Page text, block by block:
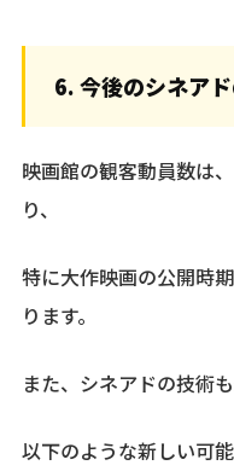
6. 今後のシネア
映画館の観客動員数は
り、
特に大作映画の公開時
ります。
また、シネアドの技術
以下のような新しい可